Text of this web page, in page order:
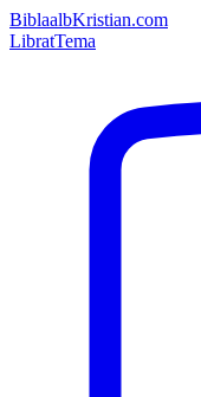
BiblaalbKristian.com
LibratTema